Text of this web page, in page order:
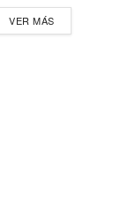
VER MÁS